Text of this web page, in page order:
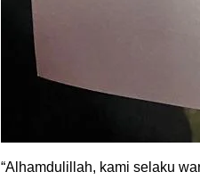
“Alhamdulillah, kami selaku